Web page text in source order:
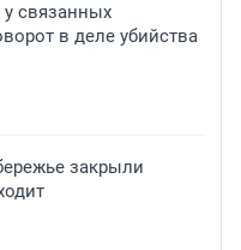
у связанных
в деле убийства
закрыли